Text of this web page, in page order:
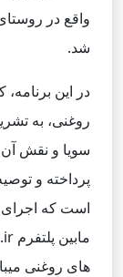
واقع در
شد.
در این
روغنی، به
سویا و نقش
پرداخته و
است که اجرای
های روغنی